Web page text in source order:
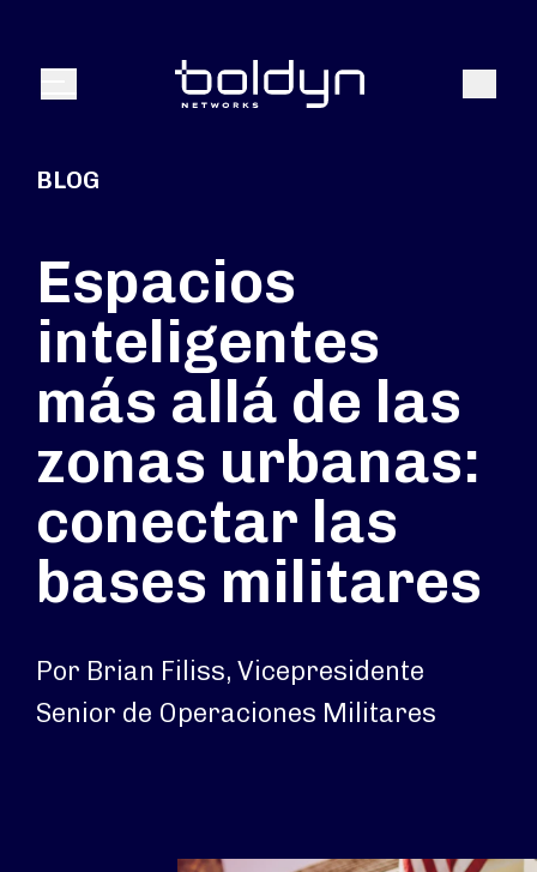
Menú Buscar
BLOG
Espacios
inteligentes
más allá de las
zonas urbanas:
conectar las
bases militares
Por Brian Filiss, Vicepresidente
Senior de Operaciones Militares